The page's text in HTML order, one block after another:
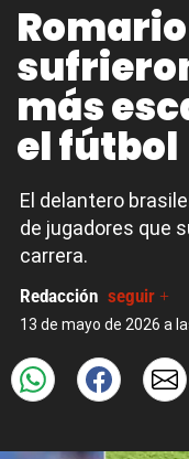
más
el fútbol
El delantero
de jugadores que
carrera.
Redacción seguir +
13 de mayo de 2026 a